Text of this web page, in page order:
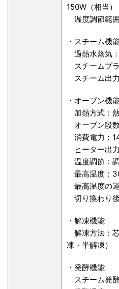
150W（相当
温度調節範
・スチーム機
過熱水蒸気
スチームプ
スチーム出
・オーブン機
加熱方式：
オーブン段
消費電力：
ヒーター出
温度調節：
最高温度：
最高温度の
切り換わり
・解凍機能
解凍方法：
凍・半解凍）
・発酵機能
スチーム発